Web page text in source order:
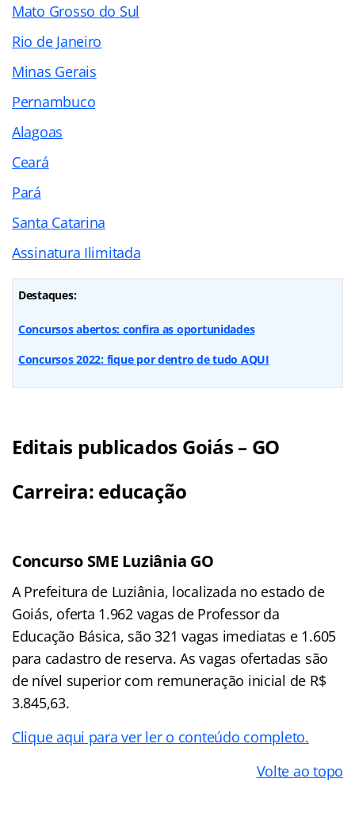
Mato Grosso do Sul
Rio de Janeiro
Minas Gerais
Pernambuco
Alagoas
Ceará
Pará
Santa Catarina
Assinatura Ilimitada
Destaques:
Concursos abertos: confira as oportunidades
Concursos 2022: fique por dentro de tudo AQUI
Editais publicados Goiás – GO
Carreira: educação
Concurso SME Luziânia GO
A Prefeitura de Luziânia, localizada no estado de
Goiás, oferta 1.962 vagas de Professor da
Educação Básica, são 321 vagas imediatas e 1.605
para cadastro de reserva. As vagas ofertadas são
de nível superior com remuneração inicial de R$
3.845,63.
Clique aqui para ver ler o conteúdo completo.
Volte ao topo